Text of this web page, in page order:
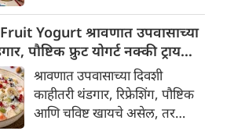
Yogurt श्रावणात उपवासाच्या
पौष्टिक फ्रुट योगर्ट नक्की ट्राय
श्रावणात उपवासाच्या दिवशी
काहीतरी थंडगार, रिफ्रेशिंग, पौष्टिक
आणि चविष्ट खायचे असेल, तर